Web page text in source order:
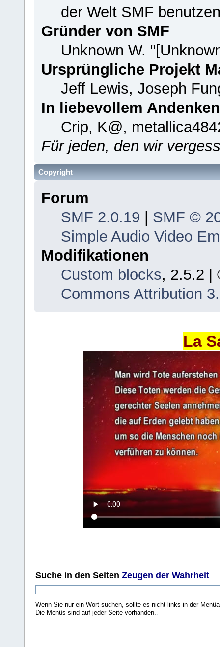
der Welt SMF
Gründer von SMF
Unknown W.
Ursprüngliche Projekt
Jeff Lewis, Joseph
In liebevollem
Crip, K@,
Für jeden, den wir
Copyright
Forum
SMF 2.0.19
SMF ©
Simple Audio Video
Modifikationen
Custom blocks, 2.5.2 |
Commons Attribution
La
Suche in den Seiten Zeugen der Wahrheit
Wenn Sie nur ein Wort suchen, sollte es nicht links in der
Die Menüs sind auf jeder Seite vorhanden..